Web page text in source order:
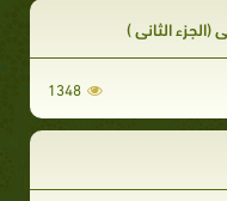
الثاني )
1348